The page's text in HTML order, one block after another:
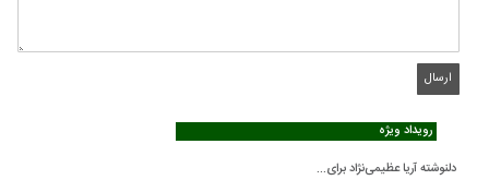
رویداد ویژه
دلنوشته آریا عظیمی‌نژاد برای...